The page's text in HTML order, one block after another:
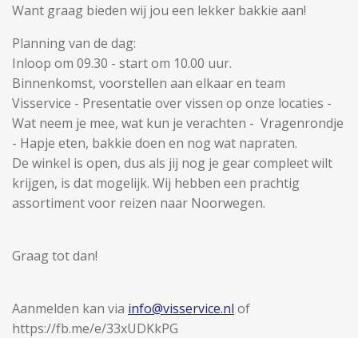
Want graag bieden wij jou een lekker bakkie aan!
Planning van de dag:
Inloop om 09.30 - start om 10.00 uur.
Binnenkomst, voorstellen aan elkaar en team
Visservice - Presentatie over vissen op onze locaties -
Wat neem je mee, wat kun je verachten - Vragenrondje
- Hapje eten, bakkie doen en nog wat napraten.
De winkel is open, dus als jij nog je gear compleet wilt
krijgen, is dat mogelijk. Wij hebben een prachtig
assortiment voor reizen naar Noorwegen.
Graag tot dan!
Aanmelden kan via info@visservice.nl of
https://fb.me/e/33xUDKkPG